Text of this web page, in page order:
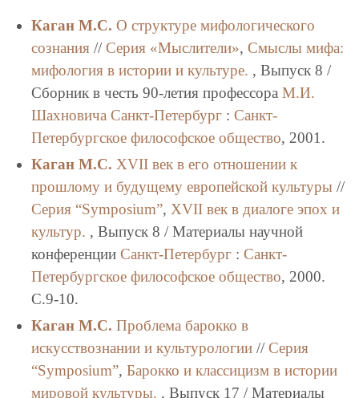
Каган М.С. O структуре мифологического
сознания// Серия «Мыслители», Смыслы мифа:
мифология в истории и культуре. , Выпуск 8 /
Сборник в честь 90-летия профессора М.И.
Шахновича Санкт-Петербург: Санкт-
Петербургское философское общество, 2001.
Каган М.С. XVII век в его отношении к
прошлому и будущему европейской культуры//
Серия “Symposium”, XVII век в диалоге эпох и
культур. , Выпуск 8 / Материалы научной
конференции Санкт-Петербург: Санкт-
Петербургское философское общество, 2000.
C.9-10.
Каган М.С. Проблема барокко в
искусствознании и культурологии// Серия
“Symposium”, Барокко и классицизм в истории
мировой культуры. , Выпуск 17 / Материалы